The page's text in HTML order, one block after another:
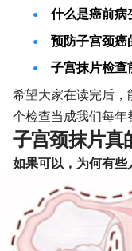
什么是癌前病
预防子宫颈
子宫抹片检
希望大家在读完后
个检查当成我们每年
子宫颈抹片真
如果可以，为何有些